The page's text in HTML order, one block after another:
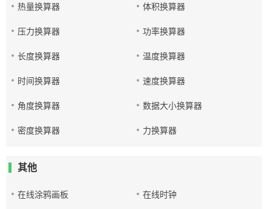
热量换算器 体积换算器
压力换算器 功率换算器
长度换算器 温度换算器
时间换算器 速度换算器
角度换算器 数据大小换算器
密度换算器 力换算器
其他
在线涂鸦画板 在线时钟